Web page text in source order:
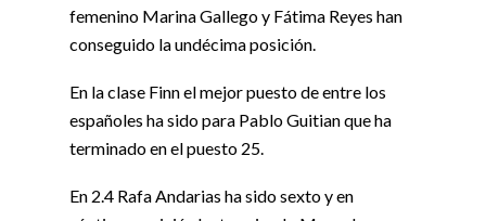
femenino Marina Gallego y Fátima Reyes han
conseguido la undécima posición.
En la clase Finn el mejor puesto de entre los
españoles ha sido para Pablo Guitian que ha
terminado en el puesto 25.
En 2.4 Rafa Andarias ha sido sexto y en